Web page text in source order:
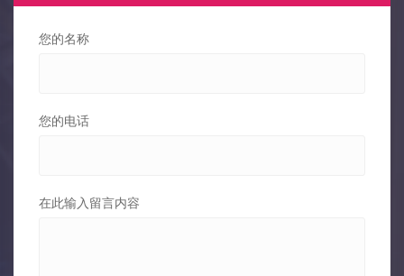
您的名称
您的电话
在此输入留言内容